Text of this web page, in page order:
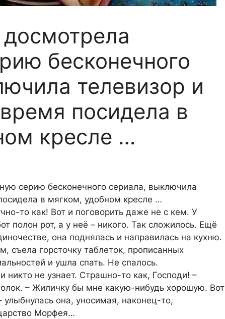
бесконечного
телевизор и
посидела в
кресле …
серию бесконечного сериала, выключила
в мягком, удобном кресле …
то как! Вот и поговорить даже не с кем. У
полон рот, а у неё – никого. Так сложилось. Ещё
она поднялась и направилась на кухню.
съела горсточку таблеток, прописанных
и ушла спать. Не спалось.
никто не узнает. Страшно-то как, Господи! –
– Жиличку бы мне какую-нибудь хорошую. Вот
она, уносимая, наконец-то,
Морфея…